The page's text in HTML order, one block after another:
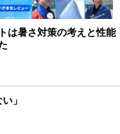
は暑さ対策の考えと性能
」